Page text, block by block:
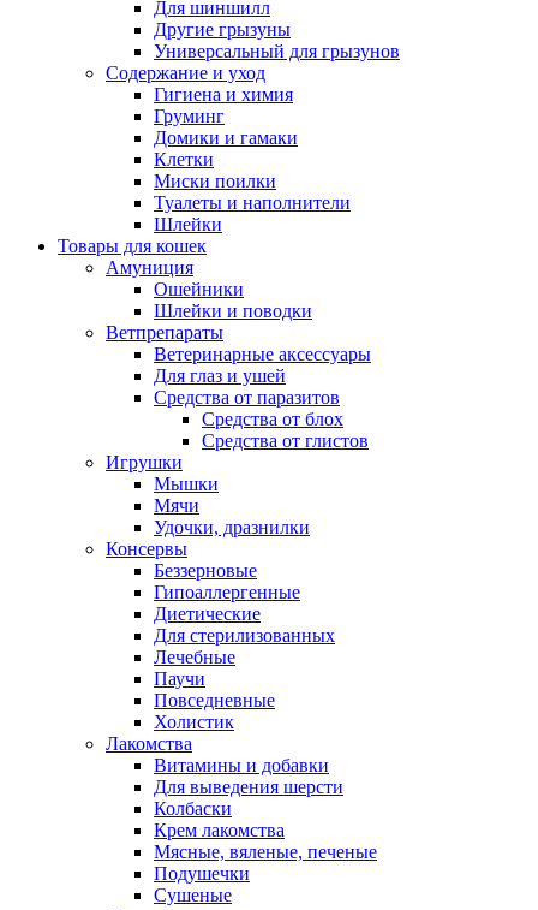
Для шиншилл
Другие грызуны
Универсальный для грызунов
Содержание и уход
Гигиена и химия
Груминг
Домики и гамаки
Клетки
Миски поилки
Туалеты и наполнители
Шлейки
Товары для кошек
Амуниция
Ошейники
Шлейки и поводки
Ветпрепараты
Ветеринарные аксессуары
Для глаз и ушей
Средства от паразитов
Средства от блох
Средства от глистов
Игрушки
Мышки
Мячи
Удочки, дразнилки
Консервы
Беззерновые
Гипоаллергенные
Диетические
Для стерилизованных
Лечебные
Паучи
Повседневные
Холистик
Лакомства
Витамины и добавки
Для выведения шерсти
Колбаски
Крем лакомства
Мясные, вяленые, печеные
Подушечки
Сушеные